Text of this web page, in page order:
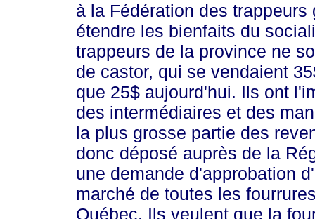
à la Fédération des
étendre les bienfaits du
trappeurs de la province ne
de castor, qui se vendaient
que 25$ aujourd'hui. Ils ont
des intermédiaires et des
la plus grosse partie des
donc déposé auprès de la
une demande d'approbation
marché de toutes les
Québec. Ils veulent que la